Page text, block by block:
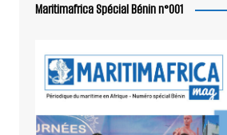
Maritimafrica Spécial Bénin n°001